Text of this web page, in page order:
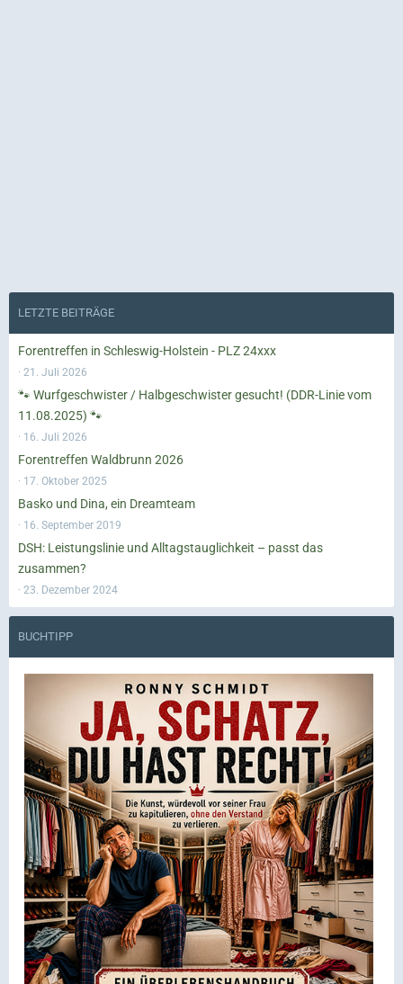
LETZTE BEITRÄGE
Forentreffen in Schleswig-Holstein - PLZ 24xxx
21. Juli 2026
🐾 Wurfgeschwister / Halbgeschwister gesucht! (DDR-Linie vom
11.08.2025) 🐾
16. Juli 2026
Forentreffen Waldbrunn 2026
17. Oktober 2025
Basko und Dina, ein Dreamteam
16. September 2019
DSH: Leistungslinie und Alltagstauglichkeit – passt das
zusammen?
23. Dezember 2024
BUCHTIPP